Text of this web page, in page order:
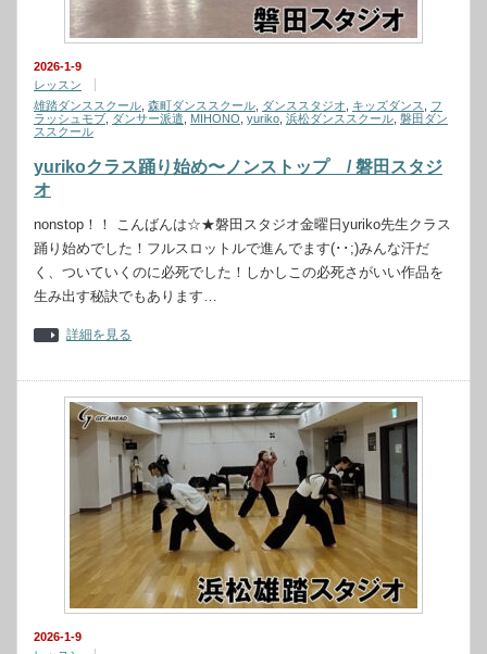
2026-1-9
レッスン
雄踏ダンススクール 森町ダンススクール ダンススタジオ キッズダンス
フ
ラッシュモブ ダンサー派遣 MIHONO yuriko 浜松ダンススクール 磐田ダン
ススクール
yurikoクラス踊り始め〜ノンストップ / 磐田スタジ
オ
nonstop！！ こんばんは☆★磐田スタジオ金曜日yuriko先生クラス
踊り始めでした！フルスロットルで進んでます(･･;)みんな汗だ
く、ついていくのに必死でした！しかしこの必死さがいい作品を
生み出す秘訣でもあります…
詳細を見る
2026-1-9